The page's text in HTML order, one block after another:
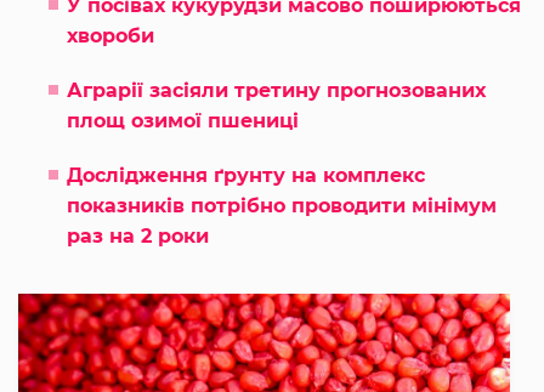
У посівах кукурудзи масово поширюються
хвороби
Аграрії засіяли третину прогнозованих
площ озимої пшениці
Дослідження ґрунту на комплекс
показників потрібно проводити мінімум
раз на 2 роки